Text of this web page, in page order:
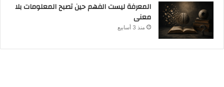
المعرفة ليست الفهم حين تصبح المعلومات بلا
معنى
منذ 3 أسابيع